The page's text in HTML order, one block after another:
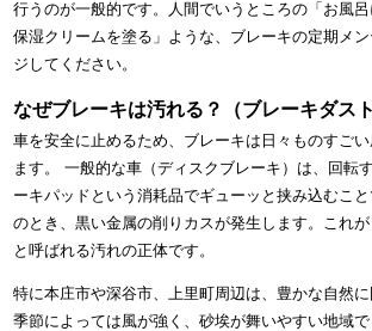
行うのが一般的です。人間でいうところの「お風
保湿クリームを塗る」ような、ブレーキの定期メ
ジしてください。
なぜブレーキは汚れる？（ブレーキダスト
車を安全に止めるため、ブレーキは日々ものすご
ます。 一般的な車（ディスクブレーキ）は、回転
ーキパッドという消耗品でギューッと挟み込むこ
のとき、黒い金属の削りカスが発生します。これが
と呼ばれる汚れの正体です。
特に本庄市や深谷市、上里町周辺は、豊かな自然に
季節によっては風が強く、砂埃が舞いやすい地域